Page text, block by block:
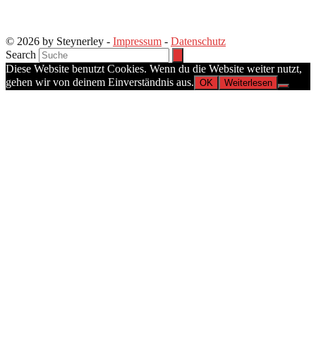
© 2026 by Steynerley - Impressum - Datenschutz
Search
Diese Website benutzt Cookies. Wenn du die Website weiter nutzt,
gehen wir von deinem Einverständnis aus. OK Weiterlesen